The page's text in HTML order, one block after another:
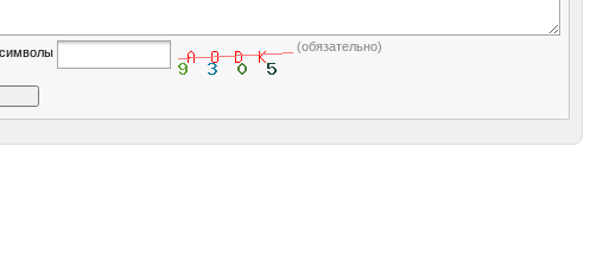
(обязательно)